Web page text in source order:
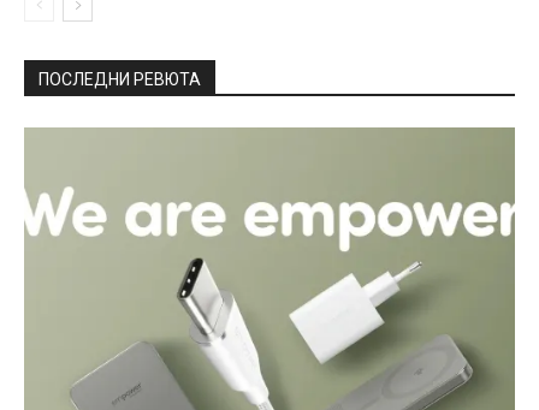
ПОСЛЕДНИ РЕВЮТА